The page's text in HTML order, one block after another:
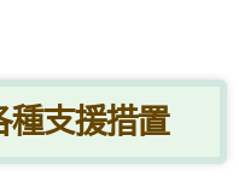
種支援措置